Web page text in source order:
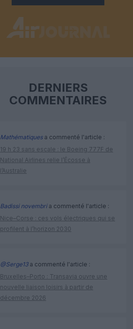
DERNIERS
COMMENTAIRES
Mathématiquesa commenté l'article :
19 h 23 sans escale : le Boeing 777F de
National Airlines relie l’Écosse à
l’Australie
Badissi novembria commenté l'article :
Nice–Corse : ces vols électriques qui se
profilent à l’horizon 2030
@Serge13a commenté l'article :
Bruxelles–Porto : Transavia ouvre une
nouvelle liaison loisirs à partir de
décembre 2026